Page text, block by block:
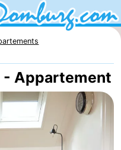
- Appartement